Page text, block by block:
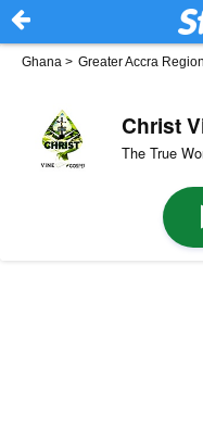
Ghana > Greater Accra Region
Christ
The True